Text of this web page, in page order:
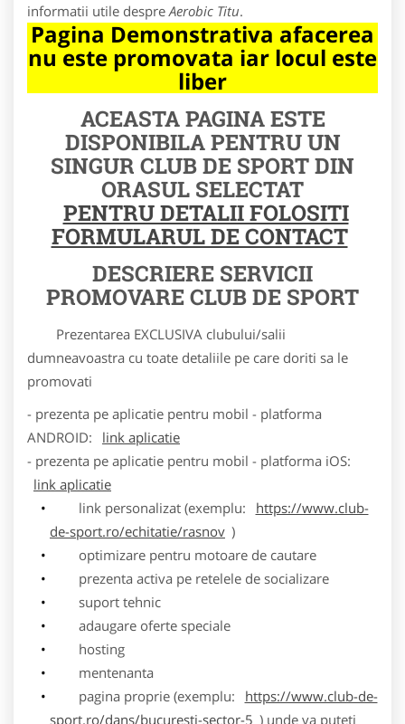
informatii utile despre Aerobic Titu.
Pagina Demonstrativa afacerea
nu este promovata iar locul este
liber
ACEASTA PAGINA ESTE
DISPONIBILA PENTRU UN
SINGUR CLUB DE SPORT DIN
ORASUL SELECTAT
PENTRU DETALII FOLOSITI
FORMULARUL DE CONTACT
DESCRIERE SERVICII
PROMOVARE CLUB DE SPORT
Prezentarea EXCLUSIVA clubului/salii
dumneavoastra cu toate detaliile pe care doriti sa le
promovati
- prezenta pe aplicatie pentru mobil - platforma
ANDROID:
link aplicatie
- prezenta pe aplicatie pentru mobil - platforma iOS:
link aplicatie
link personalizat (exemplu:
https://www.club-
de-sport.ro/echitatie/rasnov )
optimizare pentru motoare de cautare
prezenta activa pe retelele de socializare
suport tehnic
adaugare oferte speciale
hosting
mentenanta
pagina proprie (exemplu:
https://www.club-de-
sport.ro/dans/bucuresti-sector-5 ) unde va puteti